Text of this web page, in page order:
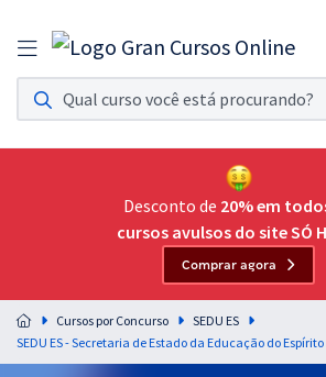
Assinatura Ilimitada 11
Acesso a todos os cursos. Teste grátis por 7 dias!
Assinatura OAB Até Passar
Acesso ilimitado a toda preparação para o Exame da
Residências Multiprofissionais
Preparação completa e intensiva para as principais
residências em saúde do Brasil
Desconto de 20% em
cursos avulsos do site SÓ
Comprar agora
Cursos por Concurso
SEDU ES